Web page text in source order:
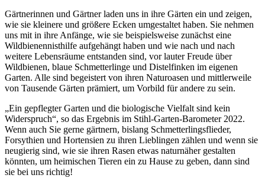
Gärtnerinnen und Gärtner laden uns in ihre Gärten ein und zeigen,
wie sie kleinere und größere Ecken umgestaltet haben. Sie nehmen
uns mit in ihre Anfänge, wie sie beispielsweise zunächst eine
Wildbienennisthilfe aufgehängt haben und wie nach und nach
weitere Lebensräume entstanden sind, vor lauter Freude über
Wildbienen, blaue Schmetterlinge und Distelfinken im eigenen
Garten. Alle sind begeistert von ihren Naturoasen und mittlerweile
von Tausende Gärten prämiert, um Vorbild für andere zu sein.
„Ein gepflegter Garten und die biologische Vielfalt sind kein
Widerspruch“, so das Ergebnis im Stihl-Garten-Barometer 2022.
Wenn auch Sie gerne gärtnern, bislang Schmetterlingsflieder,
Forsythien und Hortensien zu ihren Lieblingen zählen und wenn sie
neugierig sind, wie sie ihren Rasen etwas naturnäher gestalten
könnten, um heimischen Tieren ein zu Hause zu geben, dann sind
sie bei uns richtig!